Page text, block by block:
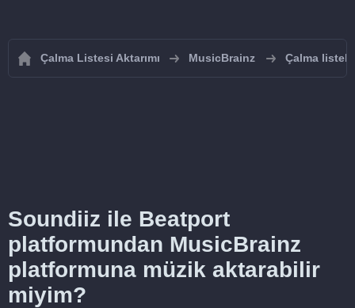
Çalma Listesi Aktarımı MusicBrainz Çalma
Soundiiz ile Beatport
platformundan MusicBrainz
platformuna müzik aktarabilir
miyim?